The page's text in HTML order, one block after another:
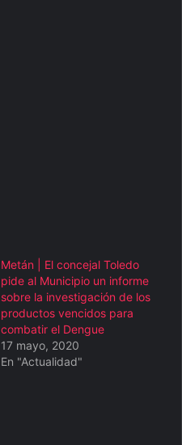
Metán | El concejal Toledo
pide al Municipio un informe
sobre la investigación de los
productos vencidos para
combatir el Dengue
17 mayo, 2020
En "Actualidad"